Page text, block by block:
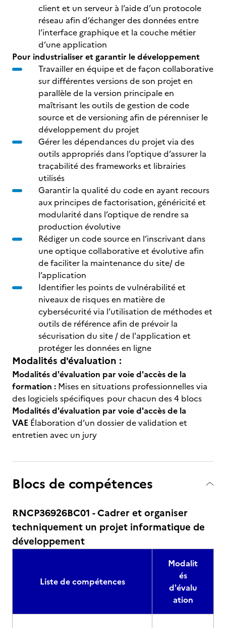
client et un serveur à l’aide d’un protocole
réseau afin d’échanger des données entre
l’interface graphique et la couche métier
d’une application
Pour industrialiser et garantir le développement
Travailler en équipe et de façon collaborative
sur différentes versions de son projet en
parallèle de la version principale en
maîtrisant les outils de gestion de code
source et de versioning afin de pérenniser le
développement du projet
Gérer les dépendances du projet via des
outils appropriés dans l’optique d’assurer la
traçabilité des frameworks et librairies
utilisés
Garantir la qualité du code en ayant recours
aux principes de factorisation, généricité et
modularité dans l’optique de rendre sa
production évolutive
Rédiger un code source en l’inscrivant dans
une optique collaborative et évolutive afin
de faciliter la maintenance du site/ de
l’application
Identifier les points de vulnérabilité et
niveaux de risques en matière de
cybersécurité via l’utilisation de méthodes et
outils de référence afin de prévoir la
sécurisation du site / de l'application et
protéger les données en ligne
Modalités d'évaluation :
Modalités d'évaluation par voie d'accès de la
formation : Mises en situations professionnelles via
des logiciels spécifiques pour chacun des 4 blocs
Modalités d'évaluation par voie d'accès de la
VAE Élaboration d’un dossier de validation et
entretien avec un jury
Blocs de compétences
RNCP36926BC01 - Cadrer et organiser
techniquement un projet informatique de
développement
Liste de compétences
Modalit
és
d'évalu
ation